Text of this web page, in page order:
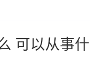
可以从事